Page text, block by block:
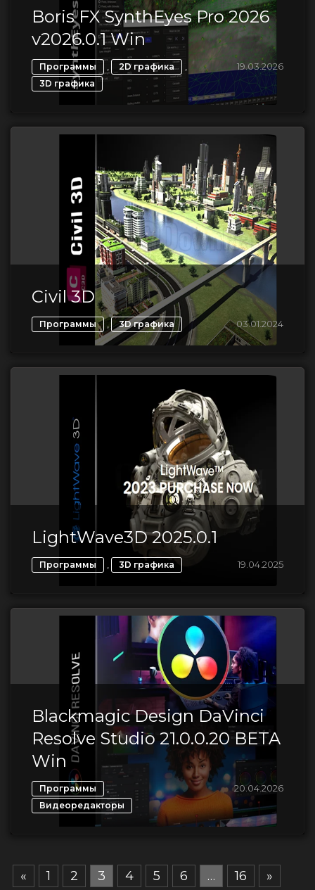
Boris FX SynthEyes Pro 2026
v2026.0.1 Win
Программы , 2D графика ,
3D графика
19.03.2026
Civil 3D
Программы , 3D графика 03.01.2024
LightWave3D 2025.0.1
Программы , 3D графика 19.04.2025
Blackmagic Design DaVinci
Resolve Studio 21.0.0.20 BETA
Win
Программы ,
Видеоредакторы
20.04.2026
« 1 2 3 4 5 6 … 16 »